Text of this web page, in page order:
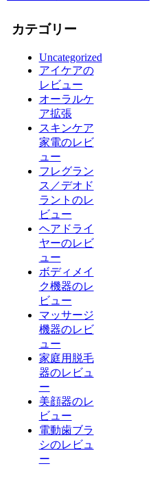
カテゴリー
Uncategorized
アイケアの
レビュー
オーラルケ
ア拡張
スキンケア
家電のレビ
ュー
フレグラン
ス／デオド
ラントのレ
ビュー
ヘアドライ
ヤーのレビ
ュー
ボディメイ
ク機器のレ
ビュー
マッサージ
機器のレビ
ュー
家庭用脱毛
器のレビュ
ー
美顔器のレ
ビュー
電動歯ブラ
シのレビュ
ー